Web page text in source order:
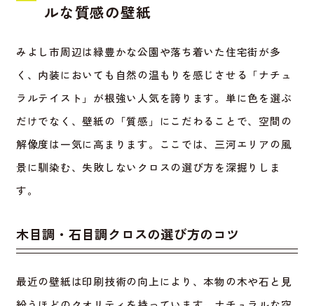
ルな質感の壁紙
みよし市周辺は緑豊かな公園や落ち着いた住宅街が多
く、内装においても自然の温もりを感じさせる「ナチュ
ラルテイスト」が根強い人気を誇ります。単に色を選ぶ
だけでなく、壁紙の「質感」にこだわることで、空間の
解像度は一気に高まります。ここでは、三河エリアの風
景に馴染む、失敗しないクロスの選び方を深掘りしま
す。
木目調・石目調クロスの選び方のコツ
最近の壁紙は印刷技術の向上により、本物の木や石と見